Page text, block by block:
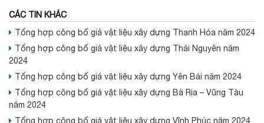
CÁC TIN KHÁC
Tổng hợp công bố giá vật liệu xây dựng Thanh Hóa năm 2024
Tổng hợp công bố giá vật liệu xây dựng Thái Nguyên năm
2024
Tổng hợp công bố giá vật liệu xây dựng Yên Bái năm 2024
Tổng hợp công bố giá vật liệu xây dựng Bà Rịa – Vũng Tàu
năm 2024
Tổng hợp công bố giá vật liệu xây dựng Vĩnh Phúc năm 2024